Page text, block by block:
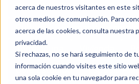
acerca de nuestros visitantes en este
otros medios de comunicación. Para
acerca de las cookies, consulta nuestra
privacidad.
Si rechazas, no se hará seguimiento de
información cuando visites este sitio
una sola cookie en tu navegador para
BLOG ASOCIACIÓN
Cole
Cultura
Formación y
Torrelaguna
Cole Estudio3
Espacio